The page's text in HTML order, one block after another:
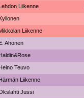
Liikenne
Liikenne
Ahonen
Teuvo
Liikenne
Jussi